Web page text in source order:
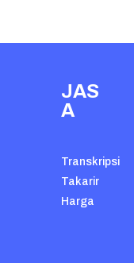
JAS
A
Transkripsi
Takarir
Harga